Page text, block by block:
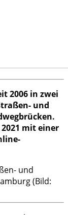
2006 in zwei
und
mit einer
und
(Bild: